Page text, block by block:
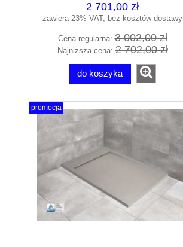
2 701,00 zł
zawiera 23% VAT, bez kosztów dostawy
Cena regularna:3 002,00 zł
Najniższa cena:2 702,00 zł
do koszyka
promocja